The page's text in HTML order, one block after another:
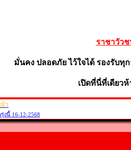
ราชาวัว
มั่นคง ปลอดภัย ไว้ใจได้ รองรับทุก
เปิดที่นี่ที่เดียว
า
งนี้ 16-12-2568